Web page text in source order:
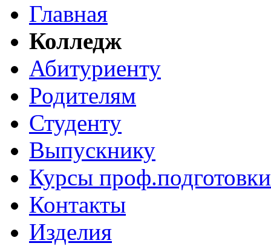
Главная
Колледж
Абитуриенту
Родителям
Студенту
Выпускнику
Курсы проф.подготовки
Контакты
Изделия